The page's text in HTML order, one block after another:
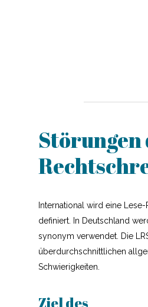
Störungen
International wird eine
definiert. In Deutschland
synonym verwendet. Die
überdurchschnittlichen
Schwierigkeiten.
Ziel des